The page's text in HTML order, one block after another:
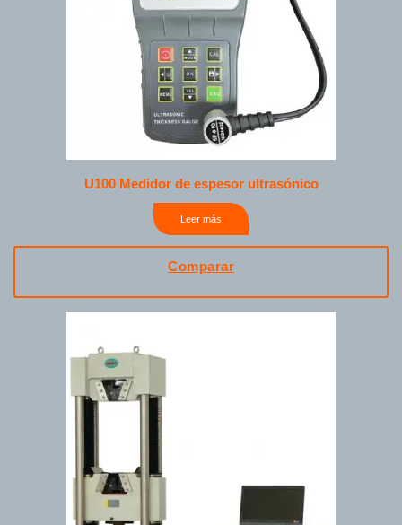
U100 Medidor de espesor ultrasónico
Leer más
Comparar